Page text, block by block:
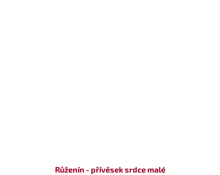
Růženín - přívěsek srdce malé